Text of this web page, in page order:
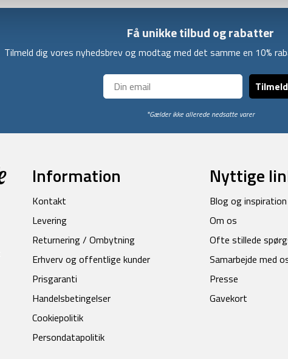
Få unikke tilbud og rabatter
Tilmeld dig vores nyhedsbrev og modtag med det samme en 10%
Tilmeld
*Gælder ikke allerede nedsatte varer
Information
Kontakt
Levering
Returnering / Ombytning
Erhverv og offentlige kunder
Prisgaranti
Handelsbetingelser
Cookiepolitik
Persondatapolitik
Nyttige
Blog og inspiration
Om os
Ofte stillede
Samarbejde med
Presse
Gavekort